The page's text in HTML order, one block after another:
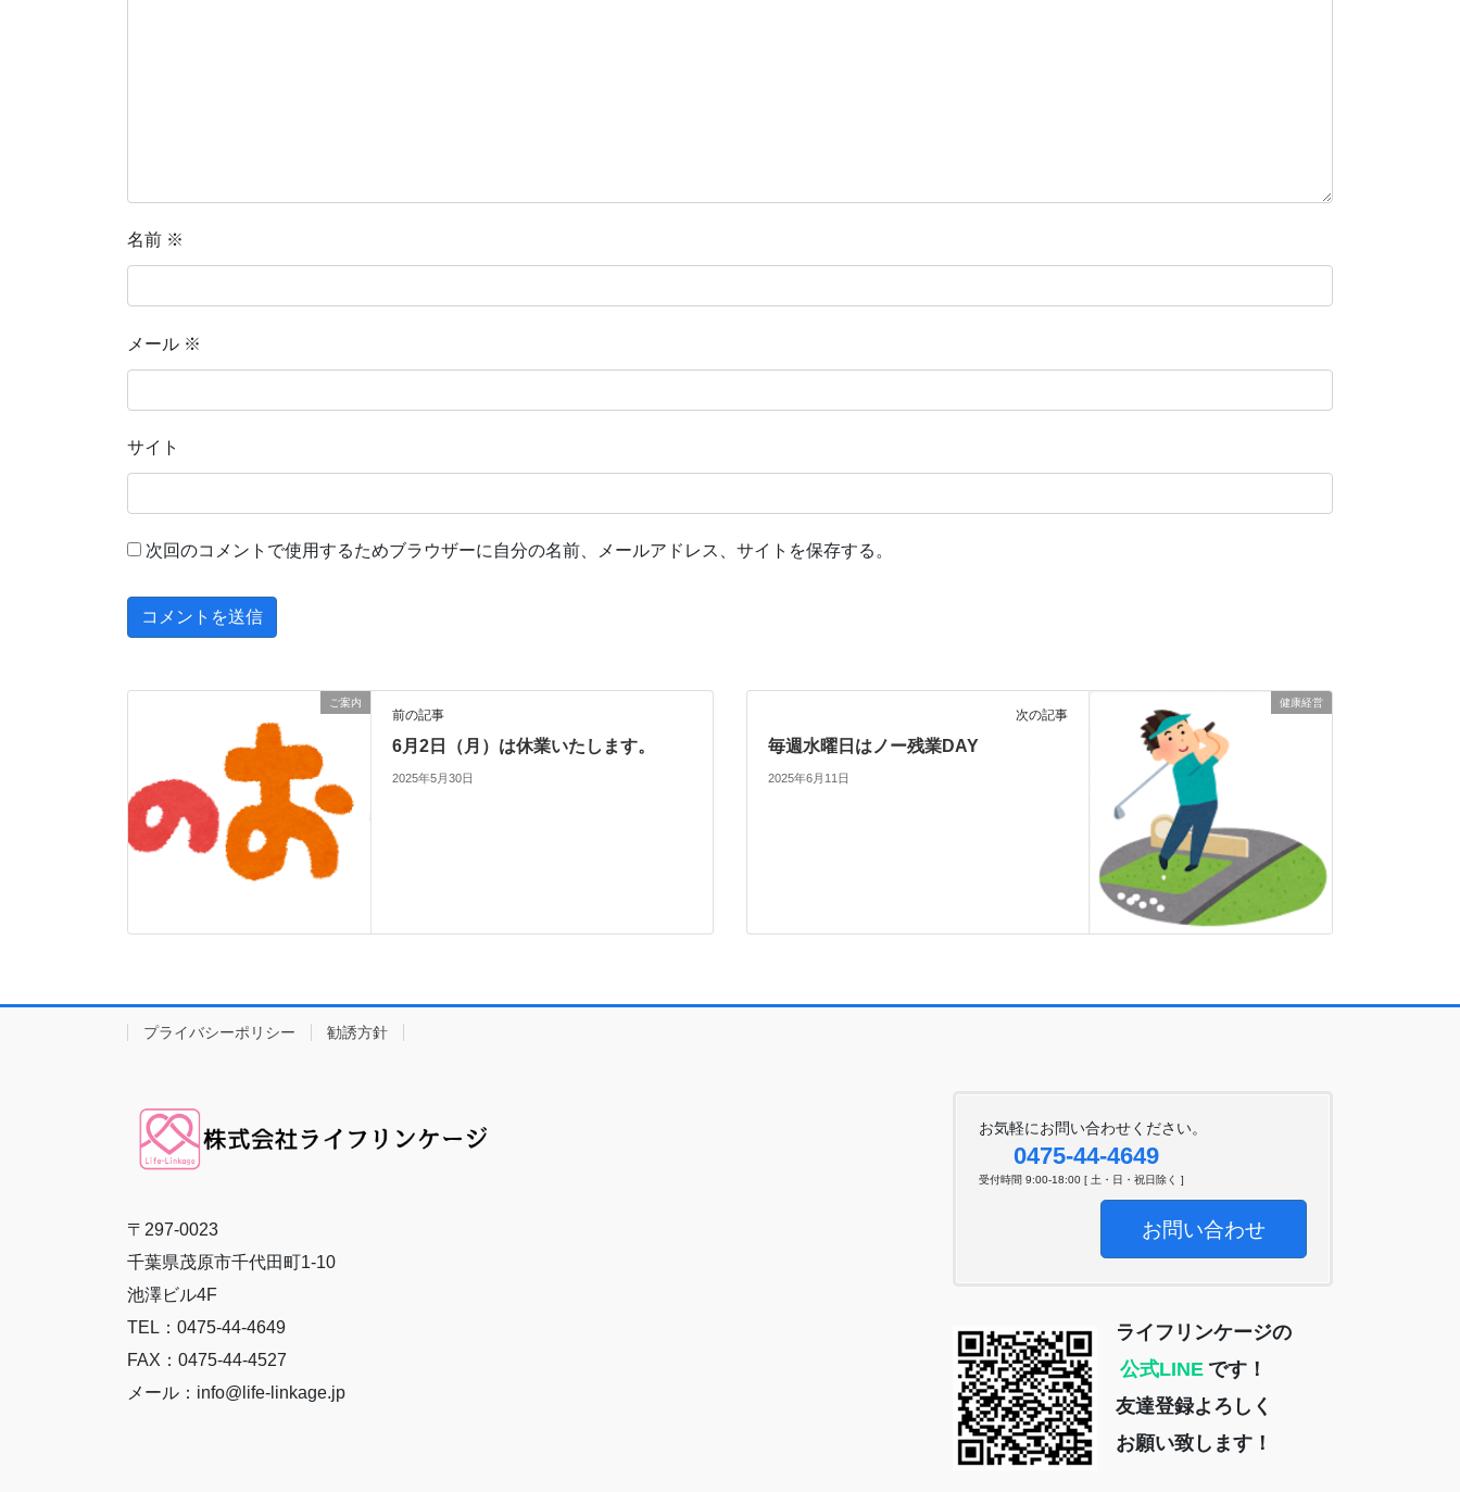
名前 ※
メール ※
サイト
次回のコメントで使用するためブラウザーに自分の名前、メールアドレス、サイトを保存する。
ご案内
前の記事
6月2日（月）は休業いたします。
2025年5月30日
健康経営
次の記事
毎週水曜日はノー残業DAY
2025年6月11日
プライバシーポリシー 勧誘方針
〒297-0023
千葉県茂原市千代田町1-10
池澤ビル4F
TEL：0475-44-4649
FAX：0475-44-4527
メール：info@life-linkage.jp
お気軽にお問い合わせください。
0475-44-4649
受付時間 9:00-18:00 [ 土・日・祝日除く ]
お問い合わせ
ライフリンケージの
公式LINE です！
友達登録よろしく
お願い致します！